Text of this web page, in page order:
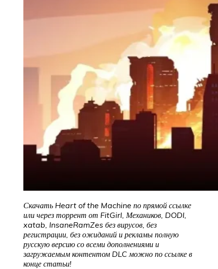
Скачать Heart of the Machine по прямой ссылке
или через торрент от FitGirl, Механиков, DODI,
xatab, InsaneRamZes без вирусов, без
регистрации, без ожиданий и рекламы полную
русскую версию со всеми дополнениями и
загружаемым контентом DLC можно по ссылке в
конце статьи!